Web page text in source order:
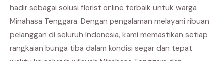
hadir sebagai solusi florist online terbaik untuk warga
Minahasa Tenggara. Dengan pengalaman melayani ribuan
pelanggan di seluruh Indonesia, kami memastikan setiap
rangkaian bunga tiba dalam kondisi segar dan tepat